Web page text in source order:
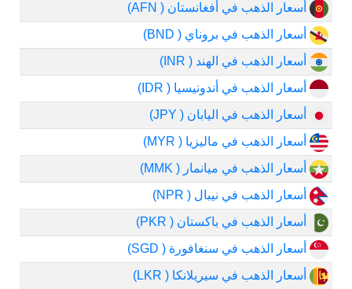
أسعار الذهب في أفغانستان ( AFN)
أسعار الذهب في بروناي ( BND)
أسعار الذهب في الهند ( INR)
أسعار الذهب في أندونيسيا ( IDR)
أسعار الذهب في اليابان ( JPY)
أسعار الذهب في ماليزيا ( MYR)
أسعار الذهب في ميانمار ( MMK)
أسعار الذهب في نيبال ( NPR)
أسعار الذهب في باكستان ( PKR)
أسعار الذهب في سنغافورة ( SGD)
أسعار الذهب في سيريلانكا ( LKR)